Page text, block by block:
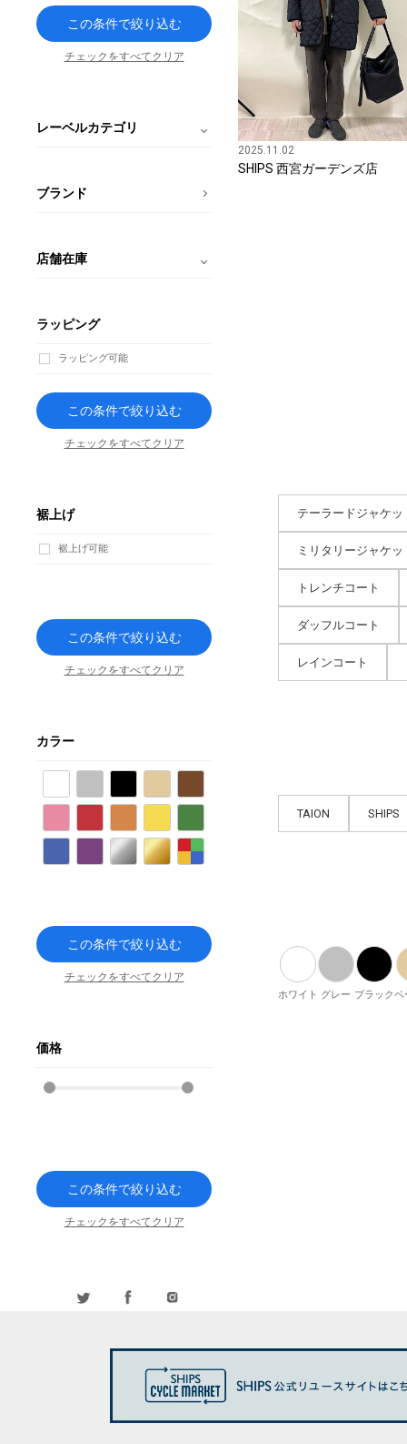
2025.11.02
SHIPS 西宮ガーデンズ店
テーラードジャケッ
ミリタリージャケッ
トレンチコート
ダッフルコート
レインコート
TAION SHIPS
ホワイト グレー ブラックベ
この条件で絞り込む
チェックをすべてクリア
レーベルカテゴリ
ブランド
店舗在庫
ラッピング
ラッピング可能
この条件で絞り込む
チェックをすべてクリア
裾上げ
裾上げ可能
この条件で絞り込む
チェックをすべてクリア
カラー
パープル シルバー ゴールド
この条件で絞り込む
チェックをすべてクリア
価格
この条件で絞り込む
チェックをすべてクリア